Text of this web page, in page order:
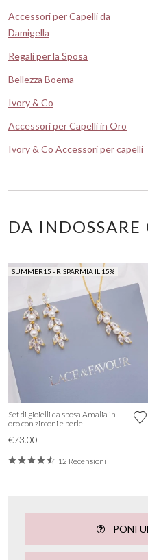
Accessori per Capelli da
Damigella
Regali per la Sposa
Bellezza Boema
Ivory & Co
Accessori per Capelli in Oro
Ivory & Co Accessori per capelli
DA INDOSSARE
SUMMER15 - RISPARMIA IL 15%
Set di gioielli da sposa Amalia in
oro con zirconi e perle
€73.00
12 Recensioni
PONI